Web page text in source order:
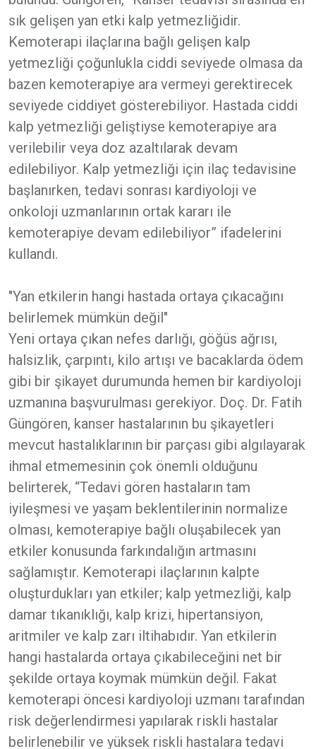
sık gelişen yan etki kalp yetmezliğidir.
Kemoterapi ilaçlarına bağlı gelişen kalp
yetmezliği çoğunlukla ciddi seviyede olmasa da
bazen kemoterapiye ara vermeyi gerektirecek
seviyede ciddiyet gösterebiliyor. Hastada ciddi
kalp yetmezliği geliştiyse kemoterapiye ara
verilebilir veya doz azaltılarak devam
edilebiliyor. Kalp yetmezliği için ilaç tedavisine
başlanırken, tedavi sonrası kardiyoloji ve
onkoloji uzmanlarının ortak kararı ile
kemoterapiye devam edilebiliyor” ifadelerini
kullandı.
"Yan etkilerin hangi hastada ortaya çıkacağını
belirlemek mümkün değil"
Yeni ortaya çıkan nefes darlığı, göğüs ağrısı,
halsizlik, çarpıntı, kilo artışı ve bacaklarda ödem
gibi bir şikayet durumunda hemen bir kardiyoloji
uzmanına başvurulması gerekiyor. Doç. Dr. Fatih
Güngören, kanser hastalarının bu şikayetleri
mevcut hastalıklarının bir parçası gibi algılayarak
ihmal etmemesinin çok önemli olduğunu
belirterek, “Tedavi gören hastaların tam
iyileşmesi ve yaşam beklentilerinin normalize
olması, kemoterapiye bağlı oluşabilecek yan
etkiler konusunda farkındalığın artmasını
sağlamıştır. Kemoterapi ilaçlarının kalpte
oluşturdukları yan etkiler; kalp yetmezliği, kalp
damar tıkanıklığı, kalp krizi, hipertansiyon,
aritmiler ve kalp zarı iltihabıdır. Yan etkilerin
hangi hastalarda ortaya çıkabileceğini net bir
şekilde ortaya koymak mümkün değil. Fakat
kemoterapi öncesi kardiyoloji uzmanı tarafından
risk değerlendirmesi yapılarak riskli hastalar
belirlenebilir ve yüksek riskli hastalara tedavi